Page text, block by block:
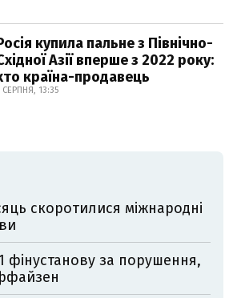
купила пальне з Північно-
Азії вперше з 2022 року:
країна-продавець
СЕРПНЯ, 13:35
скоротилися міжнародні
фінустанову за порушення,